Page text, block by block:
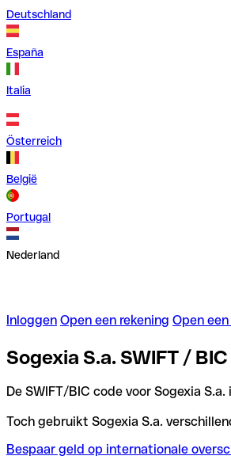
Deutschland
España
Italia
Österreich
België
Portugal
Nederland
Inloggen Open een rekening Open
Sogexia S.a. SWIFT /
De SWIFT/BIC code voor Sogexia S.a.
Toch gebruikt Sogexia S.a.
Bespaar geld op internationale